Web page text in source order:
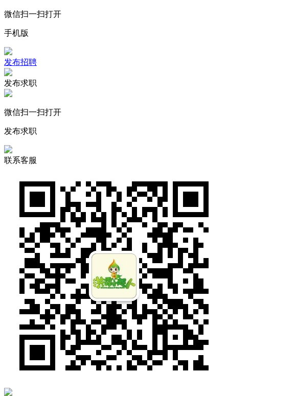
微信扫一扫打开
手机版
发布招聘
发布求职
微信扫一扫打开
发布求职
联系客服